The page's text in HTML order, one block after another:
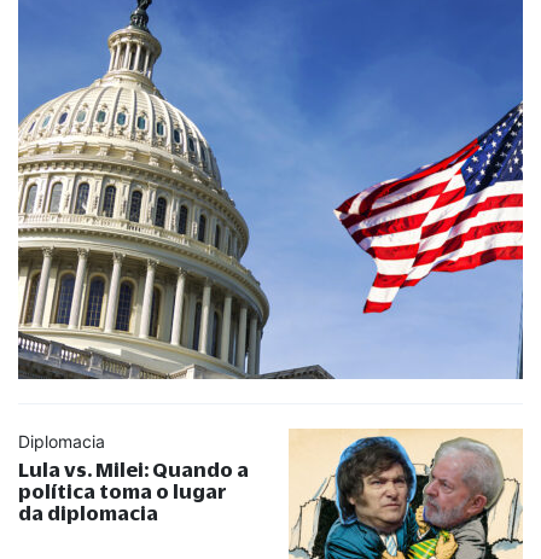
Diplomacia
Lula vs. Milei: Quando a
política toma o lugar
da diplomacia